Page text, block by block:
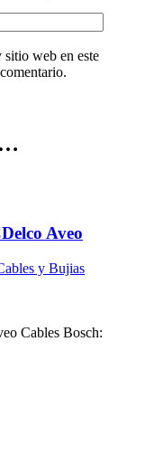
web en este
Aveo
y Bujias
Cables Bosch: